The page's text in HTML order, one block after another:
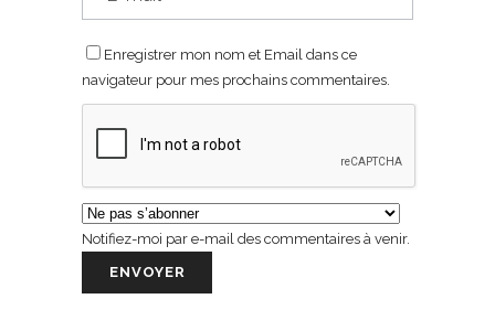
Enregistrer mon nom et Email dans ce
navigateur pour mes prochains commentaires.
Notifiez-moi par e-mail des commentaires à venir.